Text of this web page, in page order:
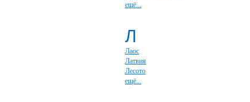
ещё...
Л
Лаос
Латвия
Лесото
ещё...